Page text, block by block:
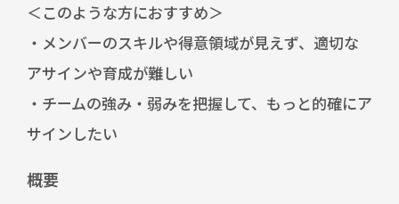
＜このような方におすすめ＞
・メンバーのスキルや得意領域が見えず、適切な
アサインや育成が難しい
・チームの強み・弱みを把握して、もっと的確にア
サインしたい
概要